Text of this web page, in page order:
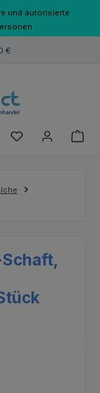
und autorisierte
€
Du hast 0